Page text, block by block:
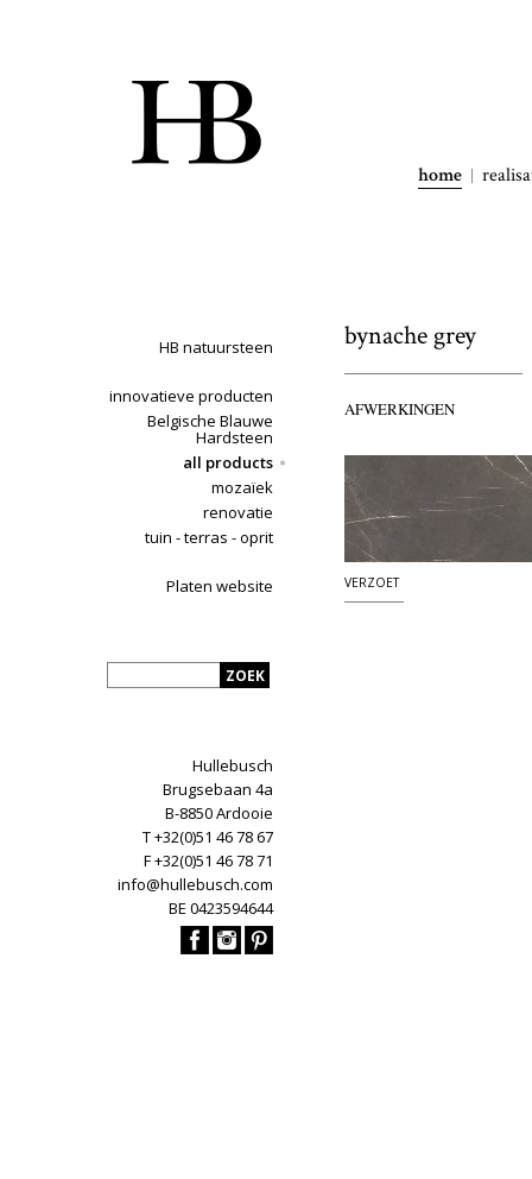
home
HB natuursteen
innovatieve producten
Belgische Blauwe
Hardsteen
all products
mozaïek
renovatie
tuin - terras - oprit
Platen website
Hullebusch
Brugsebaan 4a
B-8850 Ardooie
T +32(0)51 46 78 67
F +32(0)51 46 78 71
info@hullebusch.com
BE 0423594644
bynache grey
AFWERKINGEN
VERZOET